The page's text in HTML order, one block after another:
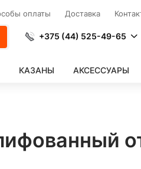
оплаты Доставка
+375 (44) 525-49-65
КАЗАНЫ АКСЕССУАРЫ